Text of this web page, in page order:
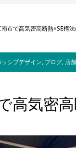
南市で高気密高断熱×SE構
ッシブデザイン, ブログ, 店
高気密